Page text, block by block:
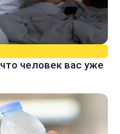
человек вас уже